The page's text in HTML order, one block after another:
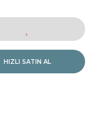
HIZLI SATIN AL